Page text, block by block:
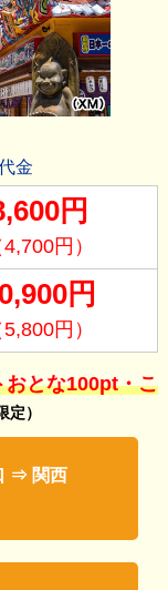
金
円
4,700円）
円
5,800円）
おとな100pt・こ
）
⇒ 関西